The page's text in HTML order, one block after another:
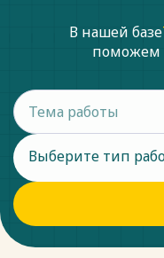
В нашей базе
поможем
Выберите тип